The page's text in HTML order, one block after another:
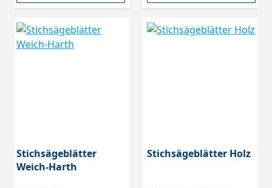
Stichsägeblätter
Weich-Harth
Stichsägeblätter Holz